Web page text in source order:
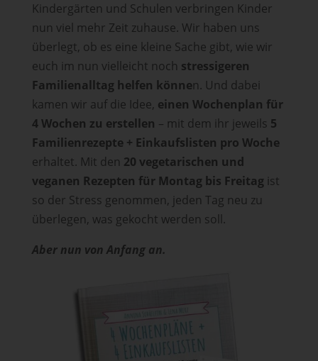
Kindergärten und Schulen verbringen Kinder
nun viel mehr Zeit zuhause. Wir haben uns
überlegt, ob es eine kleine Sache gibt, wie wir
euch im nun vielleicht noch stressigeren
Familienalltag helfen können. Und dabei
kamen wir auf die Idee, einen Wochenplan für
4 Wochen zu erstellen – mit dem ihr jeweils 5
Familienrezepte + Einkaufslisten pro Woche
erhaltet. Mit den 20 vegetarischen und
veganen Rezepten für Montag bis Freitagist
so der Stress genommen, jeden Tag neu zu
überlegen, was gekocht werden soll.
Aber nun von Anfang an.